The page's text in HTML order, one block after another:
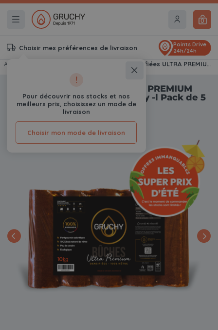
0
Choisir mes préférences de livraison
!
Pour découvrir nos stocks et nos
meilleurs prix, choisissez un mode de
livraison
Choisir mon mode de livraison
Points Drive
24h/24h
Accueil Bûches densifiées ULTRA PREMIUM Gruchy- 100% HÊTRE - Gruchy -l Pack de 5 Bûches
Bûches densifiées ULTRA PREMIUM
Gruchy- 100% HÊTRE - Gruchy -l Pack de 5
Bûches
0Avis